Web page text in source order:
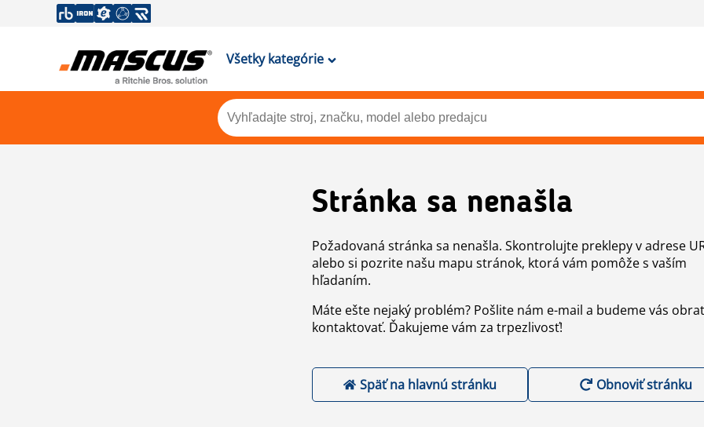
Všetky kategórie
Stránka sa nenašla
Požadovaná stránka sa nenašla. Skontrolujte preklepy v adrese
alebo si pozrite našu mapu stránok, ktorá vám pomôže s vaším
hľadaním.
Máte ešte nejaký problém? Pošlite nám e-mail a budeme vás
kontaktovať. Ďakujeme vám za trpezlivosť!
Späť na hlavnú stránku Obnoviť stránku